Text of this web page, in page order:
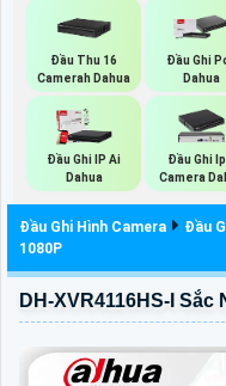
Đầu Thu 16
Camerah Dahua
Đầu Ghi
Dahua
Đầu Ghi IP Ai
Dahua
Đầu Ghi Ip
Camera
Đầu Ghi Hình Camera Đầu
1080P
DH-XVR4116HS-I Sắc